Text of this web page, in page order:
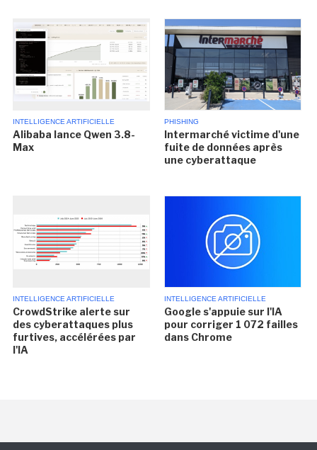
INTELLIGENCE ARTIFICIELLE
Alibaba lance Qwen 3.8-
Max
PHISHING
Intermarché victime d'une
fuite de données après
une cyberattaque
INTELLIGENCE ARTIFICIELLE
CrowdStrike alerte sur
des cyberattaques plus
furtives, accélérées par
l'IA
INTELLIGENCE ARTIFICIELLE
Google s'appuie sur l'IA
pour corriger 1 072 failles
dans Chrome